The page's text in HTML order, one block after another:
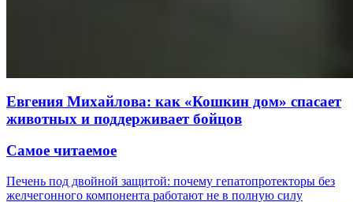
Евгения Михайлова: как «Кошкин дом» спасает
животных и поддерживает бойцов
Самое читаемое
Печень под двойной защитой: почему гепатопротекторы без
желчегонного компонента работают не в полную силу